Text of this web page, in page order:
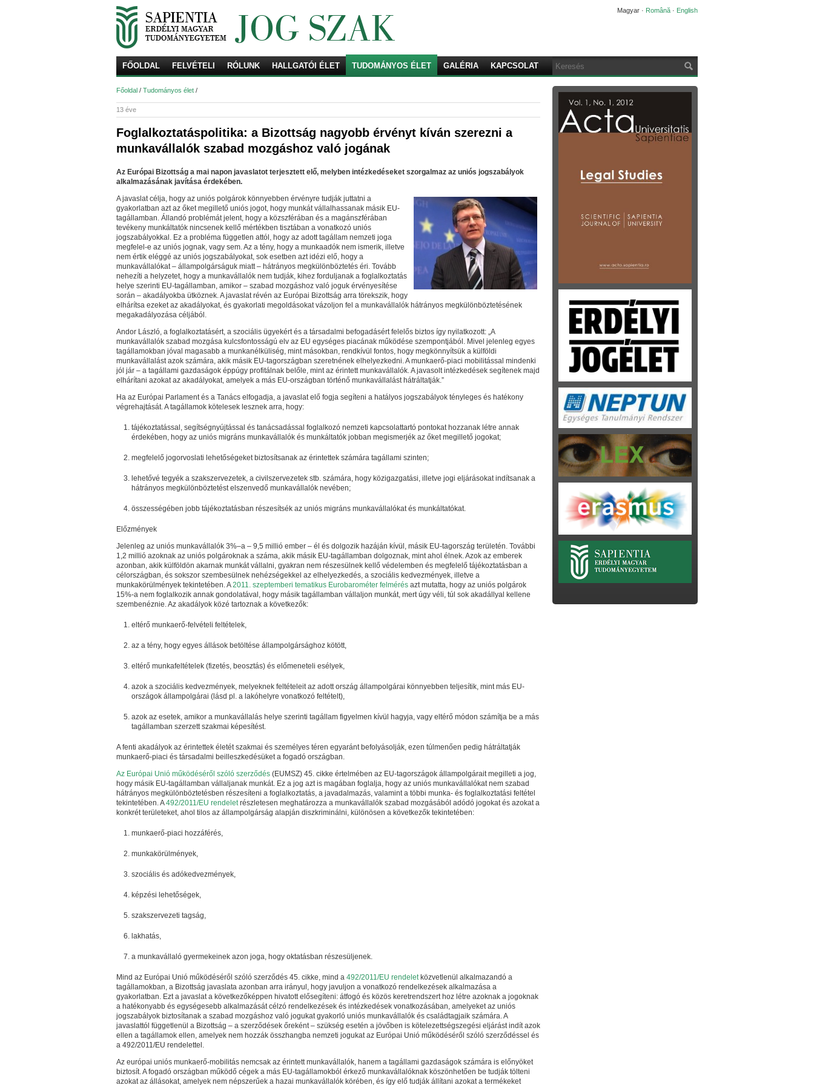
Magyar · Română · English
Keresés
FŐOLDAL FELVÉTELI RÓLUNK HALLGATÓI ÉLET TUDOMÁNYOS ÉLET GALÉRIA KAPCSOLAT
Főoldal / Tudományos élet /
13 éve
Foglalkoztatáspolitika: a Bizottság nagyobb érvényt kíván szerezni a
munkavállalók szabad mozgáshoz való jogának
Az Európai Bizottság a mai napon javaslatot terjesztett elő, melyben intézkedéseket szorgalmaz az uniós jogszabályok
alkalmazásának javítása érdekében.
A javaslat célja, hogy az uniós polgárok könnyebben érvényre tudják juttatni a
gyakorlatban azt az őket megillető uniós jogot, hogy munkát vállalhassanak másik EU-
tagállamban. Állandó problémát jelent, hogy a közszférában és a magánszférában
tevékeny munkáltatók nincsenek kellő mértékben tisztában a vonatkozó uniós
jogszabályokkal. Ez a probléma független attól, hogy az adott tagállam nemzeti joga
megfelel-e az uniós jognak, vagy sem. Az a tény, hogy a munkaadók nem ismerik, illetve
nem értik eléggé az uniós jogszabályokat, sok esetben azt idézi elő, hogy a
munkavállalókat – állampolgárságuk miatt – hátrányos megkülönböztetés éri. Tovább
nehezíti a helyzetet, hogy a munkavállalók nem tudják, kihez forduljanak a foglalkoztatás
helye szerinti EU-tagállamban, amikor – szabad mozgáshoz való joguk érvényesítése
során – akadályokba ütköznek. A javaslat révén az Európai Bizottság arra törekszik, hogy
elhárítsa ezeket az akadályokat, és gyakorlati megoldásokat vázoljon fel a munkavállalók hátrányos megkülönböztetésének
megakadályozása céljából.
Andor László, a foglalkoztatásért, a szociális ügyekért és a társadalmi befogadásért felelős biztos így nyilatkozott: „A
munkavállalók szabad mozgása kulcsfontosságú elv az EU egységes piacának működése szempontjából. Mivel jelenleg egyes
tagállamokban jóval magasabb a munkanélküliség, mint másokban, rendkívül fontos, hogy megkönnyítsük a külföldi
munkavállalást azok számára, akik másik EU-tagországban szeretnének elhelyezkedni. A munkaerő-piaci mobilitással mindenki
jól jár – a tagállami gazdaságok éppúgy profitálnak belőle, mint az érintett munkavállalók. A javasolt intézkedések segítenek majd
elhárítani azokat az akadályokat, amelyek a más EU-országban történő munkavállalást hátráltatják.”
Ha az Európai Parlament és a Tanács elfogadja, a javaslat elő fogja segíteni a hatályos jogszabályok tényleges és hatékony
végrehajtását. A tagállamok kötelesek lesznek arra, hogy:
tájékoztatással, segítségnyújtással és tanácsadással foglalkozó nemzeti kapcsolattartó pontokat hozzanak létre annak
érdekében, hogy az uniós migráns munkavállalók és munkáltatók jobban megismerjék az őket megillető jogokat;
megfelelő jogorvoslati lehetőségeket biztosítsanak az érintettek számára tagállami szinten;
lehetővé tegyék a szakszervezetek, a civilszervezetek stb. számára, hogy közigazgatási, illetve jogi eljárásokat indítsanak a
hátrányos megkülönböztetést elszenvedő munkavállalók nevében;
összességében jobb tájékoztatásban részesítsék az uniós migráns munkavállalókat és munkáltatókat.
Előzmények
Jelenleg az uniós munkavállalók 3%–a – 9,5 millió ember – él és dolgozik hazáján kívül, másik EU-tagország területén. További
1,2 millió azoknak az uniós polgároknak a száma, akik másik EU-tagállamban dolgoznak, mint ahol élnek. Azok az emberek
azonban, akik külföldön akarnak munkát vállalni, gyakran nem részesülnek kellő védelemben és megfelelő tájékoztatásban a
célországban, és sokszor szembesülnek nehézségekkel az elhelyezkedés, a szociális kedvezmények, illetve a
munkakörülmények tekintetében. A2011. szeptemberi tematikus Eurobarométer felmérés azt mutatta, hogy az uniós polgárok
15%-a nem foglalkozik annak gondolatával, hogy másik tagállamban vállaljon munkát, mert úgy véli, túl sok akadállyal kellene
szembenéznie. Az akadályok közé tartoznak a következők:
eltérő munkaerő-felvételi feltételek,
az a tény, hogy egyes állások betöltése állampolgársághoz kötött,
eltérő munkafeltételek (fizetés, beosztás) és előmeneteli esélyek,
azok a szociális kedvezmények, melyeknek feltételeit az adott ország állampolgárai könnyebben teljesítik, mint más EU-
országok állampolgárai (lásd pl. a lakóhelyre vonatkozó feltételt),
azok az esetek, amikor a munkavállalás helye szerinti tagállam figyelmen kívül hagyja, vagy eltérő módon számítja be a más
tagállamban szerzett szakmai képesítést.
A fenti akadályok az érintettek életét szakmai és személyes téren egyaránt befolyásolják, ezen túlmenően pedig hátráltatják
munkaerő-piaci és társadalmi beilleszkedésüket a fogadó országban.
Az Európai Unió működéséről szóló szerződés (EUMSZ) 45. cikke értelmében az EU-tagországok állampolgárait megilleti a jog,
hogy másik EU-tagállamban vállaljanak munkát. Ez a jog azt is magában foglalja, hogy az uniós munkavállalókat nem szabad
hátrányos megkülönböztetésben részesíteni a foglalkoztatás, a javadalmazás, valamint a többi munka- és foglalkoztatási feltétel
tekintetében. A492/2011/EU rendeletrészletesen meghatározza a munkavállalók szabad mozgásából adódó jogokat és azokat a
konkrét területeket, ahol tilos az állampolgárság alapján diszkriminálni, különösen a következők tekintetében:
munkaerő-piaci hozzáférés,
munkakörülmények,
szociális és adókedvezmények,
képzési lehetőségek,
szakszervezeti tagság,
lakhatás,
a munkavállaló gyermekeinek azon joga, hogy oktatásban részesüljenek.
Mind az Európai Unió működéséről szóló szerződés 45. cikke, mind a 492/2011/EU rendeletközvetlenül alkalmazandó a
tagállamokban, a Bizottság javaslata azonban arra irányul, hogy javuljon a vonatkozó rendelkezések alkalmazása a
gyakorlatban. Ezt a javaslat a következőképpen hivatott elősegíteni: átfogó és közös keretrendszert hoz létre azoknak a jogoknak
a hatékonyabb és egységesebb alkalmazását célzó rendelkezések és intézkedések vonatkozásában, amelyeket az uniós
jogszabályok biztosítanak a szabad mozgáshoz való jogukat gyakorló uniós munkavállalók és családtagjaik számára. A
javaslattól függetlenül a Bizottság – a szerződések őreként – szükség esetén a jövőben is kötelezettségszegési eljárást indít azok
ellen a tagállamok ellen, amelyek nem hozzák összhangba nemzeti jogukat az Európai Unió működéséről szóló szerződéssel és
a 492/2011/EU rendelettel.
Az európai uniós munkaerő-mobilitás nemcsak az érintett munkavállalók, hanem a tagállami gazdaságok számára is előnyöket
biztosít. A fogadó országban működő cégek a más EU-tagállamokból érkező munkavállalóknak köszönhetően be tudják tölteni
azokat az állásokat, amelyek nem népszerűek a hazai munkavállalók körében, és így elő tudják állítani azokat a termékeket